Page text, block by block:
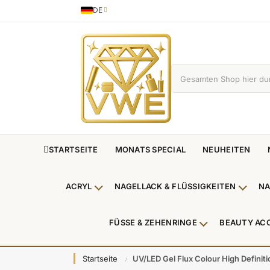
Sprache
DE
German
STARTSEITE MONATS SPECIAL NEUHEITEN
ACRYL Untermenü Acryl anzeigen
NAGELLACK & FLÜSSIGKEITEN
FÜSSE & ZEHENRINGE Untermenü
BEAUTY
Startseite UV/LED Gel Flux Colour High